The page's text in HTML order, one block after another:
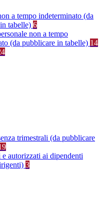
a tempo indeterminato (da
tabelle) 6
non a tempo
(da pubblicare in tabelle) 14
trimestrali (da pubblicare
autorizzati ai dipendenti
3